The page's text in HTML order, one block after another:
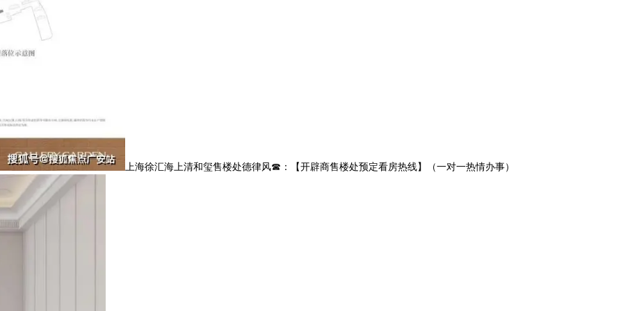
上海徐汇海上清和玺售楼处德律风☎：【开辟商售楼处预定看房热线】（一对一热情办事）